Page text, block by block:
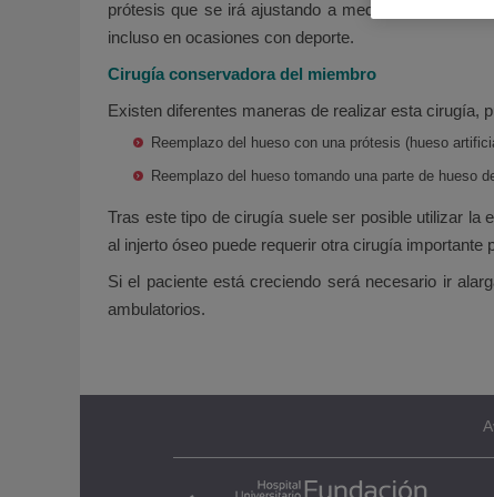
prótesis que se irá ajustando a medida que el
incluso en ocasiones con deporte.
Cirugía conservadora del miembro
Existen diferentes maneras de realizar esta cirugía,
Reemplazo del hueso con una prótesis (hueso
Reemplazo del hueso tomando una parte de hueso
Tras este tipo de cirugía suele ser posible utilizar la
al injerto óseo puede requerir otra cirugía importante
Si el paciente está creciendo será necesario ir
ambulatorios.